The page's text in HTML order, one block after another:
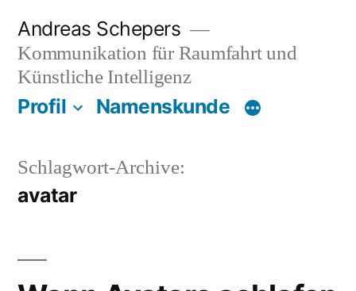
Inhalt
springen
Andreas Schepers
Kommunikation für Raumfahrt und
Künstliche Intelligenz
Profil Namenskunde
Schlagwort-Archive:
avatar